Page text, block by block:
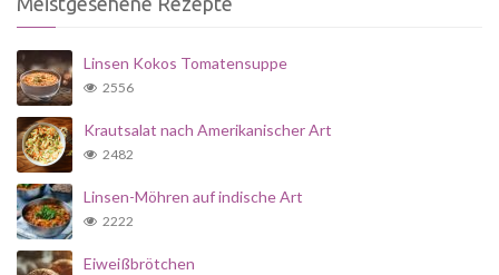
Linsen Kokos Tomatensuppe
2556
Krautsalat nach Amerikanischer Art
2482
Linsen-Möhren auf indische Art
2222
Eiweißbrötchen